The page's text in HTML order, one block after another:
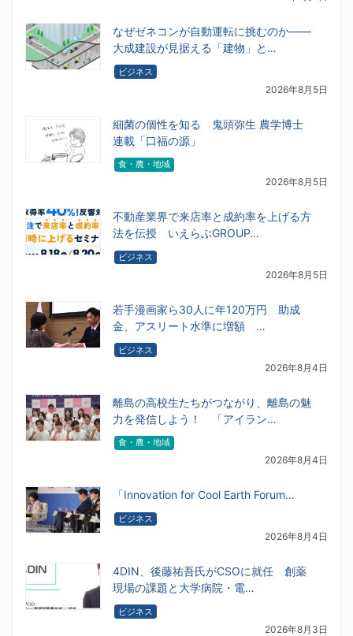
なぜゼネコンが自動運転に挑むのか――
大成建設が見据える「建物」と…
ビジネス
2026年8月5日
細菌の個性を知る 鬼頭弥生 農学博士
連載「口福の源」
食・農・地域
2026年8月5日
不動産業界で来店率と成約率を上げる方
法を伝授 いえらぶGROUP…
ビジネス
2026年8月5日
若手漫画家ら30人に年120万円 助成
金、アスリート水準に増額 …
ビジネス
2026年8月4日
離島の高校生たちがつながり、離島の魅
力を発信しよう！ 「アイラン…
食・農・地域
2026年8月4日
「Innovation for Cool Earth Forum…
ビジネス
2026年8月4日
4DIN、後藤祐吾氏がCSOに就任 創薬
現場の課題と大学病院・電…
ビジネス
2026年8月3日